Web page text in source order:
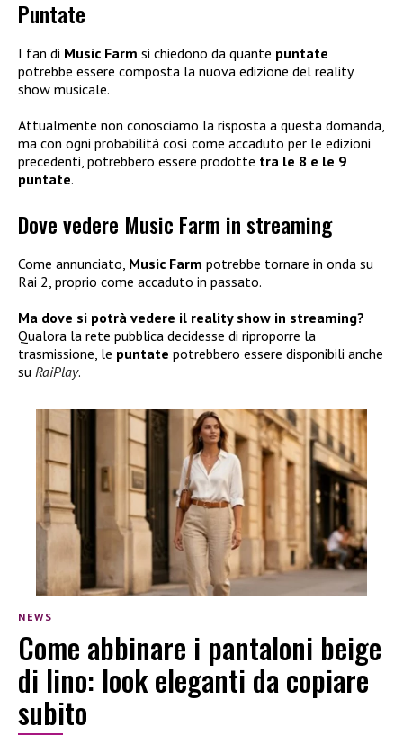
Puntate
I fan di Music Farm si chiedono da quante puntate
potrebbe essere composta la nuova edizione del reality
show musicale.
Attualmente non conosciamo la risposta a questa domanda,
ma con ogni probabilità così come accaduto per le edizioni
precedenti, potrebbero essere prodotte tra le 8 e le 9
puntate.
Dove vedere Music Farm in streaming
Come annunciato, Music Farm potrebbe tornare in onda su
Rai 2, proprio come accaduto in passato.
Ma dove si potrà vedere il reality show in streaming?
Qualora la rete pubblica decidesse di riproporre la
trasmissione, le puntate potrebbero essere disponibili anche
su RaiPlay.
NEWS
Come abbinare i pantaloni beige
di lino: look eleganti da copiare
subito